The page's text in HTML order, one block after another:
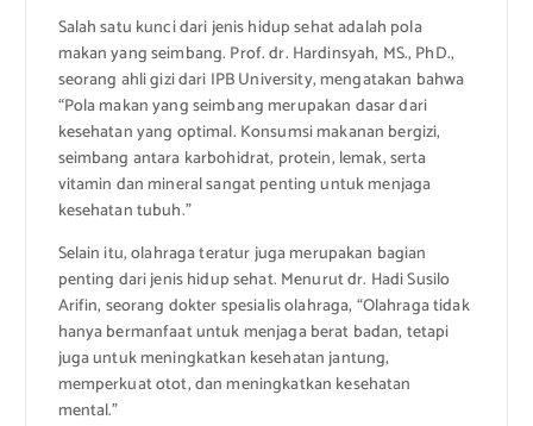
Salah satu kunci dari jenis hidup sehat adalah pola
makan yang seimbang. Prof. dr. Hardinsyah, MS., PhD.,
seorang ahli gizi dari IPB University, mengatakan bahwa
“Pola makan yang seimbang merupakan dasar dari
kesehatan yang optimal. Konsumsi makanan bergizi,
seimbang antara karbohidrat, protein, lemak, serta
vitamin dan mineral sangat penting untuk menjaga
kesehatan tubuh.”
Selain itu, olahraga teratur juga merupakan bagian
penting dari jenis hidup sehat. Menurut dr. Hadi Susilo
Arifin, seorang dokter spesialis olahraga, “Olahraga tidak
hanya bermanfaat untuk menjaga berat badan, tetapi
juga untuk meningkatkan kesehatan jantung,
memperkuat otot, dan meningkatkan kesehatan
mental.”